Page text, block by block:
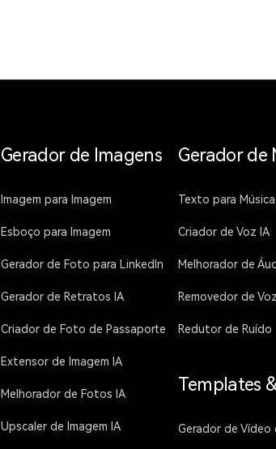
Gerador de Imagens
Imagem para Imagem
Esboço para Imagem
Gerador de Foto para LinkedIn
Gerador de Retratos IA
Criador de Foto de Passaporte
Extensor de Imagem IA
Melhorador de Fotos IA
Upscaler de Imagem IA
Gerador de
Texto para Música
Criador de Voz IA
Melhorador de
Removedor de Voz
Redutor de Ruído
Templates
Gerador de Vídeo